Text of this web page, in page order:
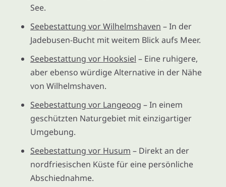
See.
Seebestattung vor Wilhelmshaven – In der
Jadebusen-Bucht mit weitem Blick aufs Meer.
Seebestattung vor Hooksiel – Eine ruhigere,
aber ebenso würdige Alternative in der Nähe
von Wilhelmshaven.
Seebestattung vor Langeoog – In einem
geschützten Naturgebiet mit einzigartiger
Umgebung.
Seebestattung vor Husum – Direkt an der
nordfriesischen Küste für eine persönliche
Abschiednahme.